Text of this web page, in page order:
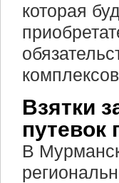
которая
Взятки
путевок
В